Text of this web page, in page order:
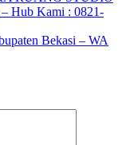
Hub Kami : 0821-
Bekasi – WA